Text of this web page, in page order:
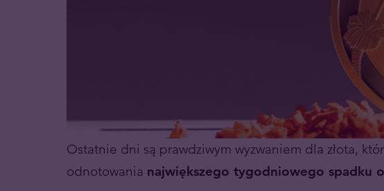
Ostatnie dni są prawdziwym wyzwaniem dla złota,
odnotowania największego tygodniowego spadku